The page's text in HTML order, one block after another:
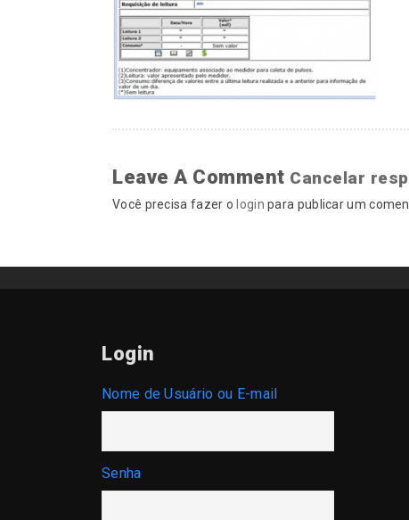
Leave A Comment Cancelar
Você precisa fazer o login para publicar um
Login
Nome de Usuário ou E-mail
Senha